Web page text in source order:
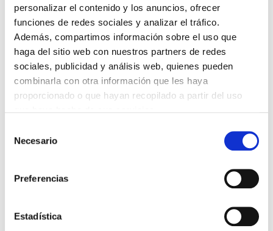
personalizar el contenido y los anuncios, ofrecer
funciones de redes sociales y analizar el tráfico.
Además, compartimos información sobre el uso que
haga del sitio web con nuestros partners de redes
sociales, publicidad y análisis web, quienes pueden
combinarla con otra información que les haya
proporcionado o que hayan recopilado a partir del uso
Necesario
Preferencias
Estadística
Compartir en:
FAI UN COMENTARIO